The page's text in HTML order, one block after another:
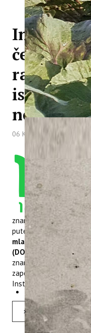
Institutu
četiri
razvoja
novih
06 Kolovoz 2025
znanosti u Hrvatskoj.
putem natječaja u
mladih istraživača -
(DOK-2025-02)“
koji
znanstveno
zapošljavanje biti će
Instituta, u najkraćem
Opširnije: Institutu su odobrena četiri nova projekta razvoja karijera mladih istraživača -